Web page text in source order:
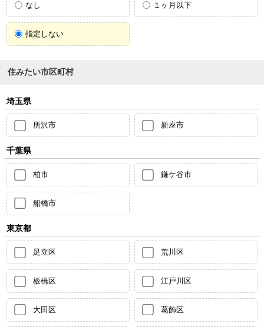
なし １ヶ月以下
指定しない
住みたい市区町村
埼玉県
所沢市 新座市
千葉県
柏市 鎌ケ谷市
船橋市
東京都
足立区 荒川区
板橋区 江戸川区
大田区 葛飾区